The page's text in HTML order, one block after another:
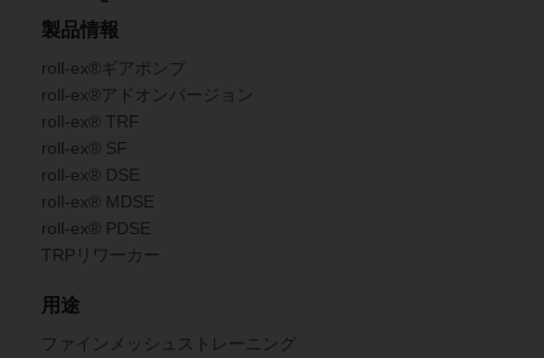
製品情報
roll-ex®ギアポンプ
roll-ex®アドオンバージョン
roll-ex® TRF
roll-ex® SF
roll-ex® DSE
roll-ex® MDSE
roll-ex® PDSE
TRPリワーカー
用途
ファインメッシュストレーニング